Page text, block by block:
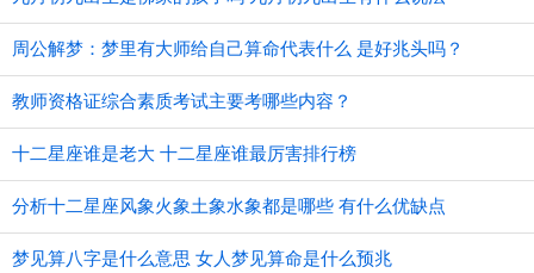
周公解梦：梦里有大师给自己算命代表什么 是好兆头吗？
教师资格证综合素质考试主要考哪些内容？
十二星座谁是老大 十二星座谁最厉害排行榜
分析十二星座风象火象土象水象都是哪些 有什么优缺点
梦见算八字是什么意思 女人梦见算命是什么预兆